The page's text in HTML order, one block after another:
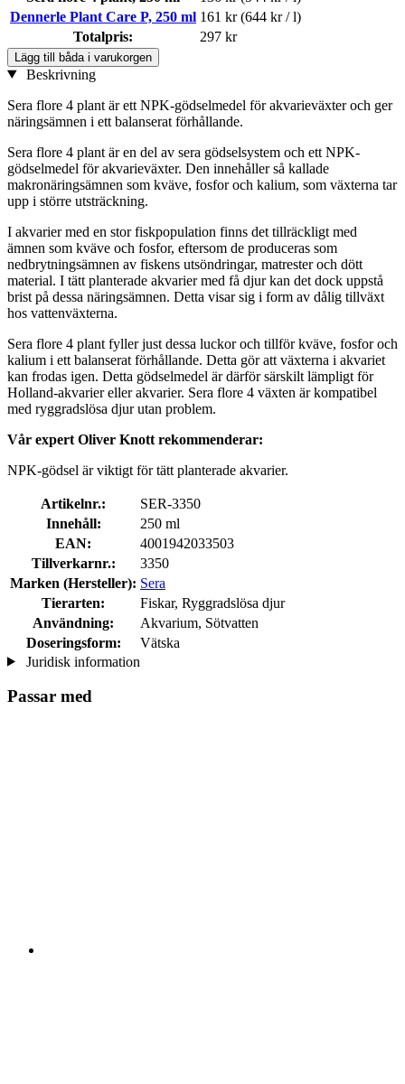
Dennerle Plant Care P, 250 ml 161 kr (644 kr / l)
Totalpris:
297 kr
Lägg till båda i varukorgen
Beskrivning
Sera flore 4 plant är ett NPK-gödselmedel för akvarieväxter och ger
näringsämnen i ett balanserat förhållande.
Sera flore 4 plant är en del av sera gödselsystem och ett NPK-
gödselmedel för akvarieväxter. Den innehåller så kallade
makronäringsämnen som kväve, fosfor och kalium, som växterna tar
upp i större utsträckning.
I akvarier med en stor fiskpopulation finns det tillräckligt med
ämnen som kväve och fosfor, eftersom de produceras som
nedbrytningsämnen av fiskens utsöndringar, matrester och dött
material. I tätt planterade akvarier med få djur kan det dock uppstå
brist på dessa näringsämnen. Detta visar sig i form av dålig tillväxt
hos vattenväxterna.
Sera flore 4 plant fyller just dessa luckor och tillför kväve, fosfor och
kalium i ett balanserat förhållande. Detta gör att växterna i akvariet
kan frodas igen. Detta gödselmedel är därför särskilt lämpligt för
Holland-akvarier eller akvarier. Sera flore 4 växten är kompatibel
med ryggradslösa djur utan problem.
Vår expert Oliver Knott rekommenderar:
NPK-gödsel är viktigt för tätt planterade akvarier.
Artikelnr.:
SER-3350
Innehåll:
250 ml
EAN:
4001942033503
Tillverkarnr.:
3350
Marken (Hersteller): Sera
Tierarten:
Fiskar, Ryggradslösa djur
Användning:
Akvarium, Sötvatten
Doseringsform:
Vätska
Juridisk information
Passar med